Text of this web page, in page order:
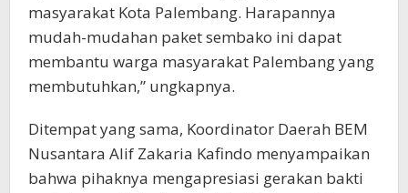
masyarakat Kota Palembang. Harapannya
mudah-mudahan paket sembako ini dapat
membantu warga masyarakat Palembang yang
membutuhkan,” ungkapnya.
Ditempat yang sama, Koordinator Daerah BEM
Nusantara Alif Zakaria Kafindo menyampaikan
bahwa pihaknya mengapresiasi gerakan bakti